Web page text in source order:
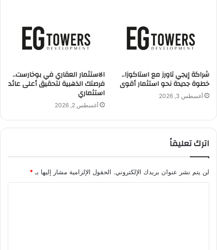
شراكة إيجي تاورز مع استاكوزا..
خطوة جديدة نحو استثمار أقوى
أغسطس 3, 2026
الاستثمار العقاري في بوخارست..
فرصتك الذهبية لتحقيق أعلى عائد
استثماري
أغسطس 2, 2026
اترك تعليقاً
لن يتم نشر عنوان بريدك الإلكتروني. الحقول الإلزامية مشار إليها بـ *